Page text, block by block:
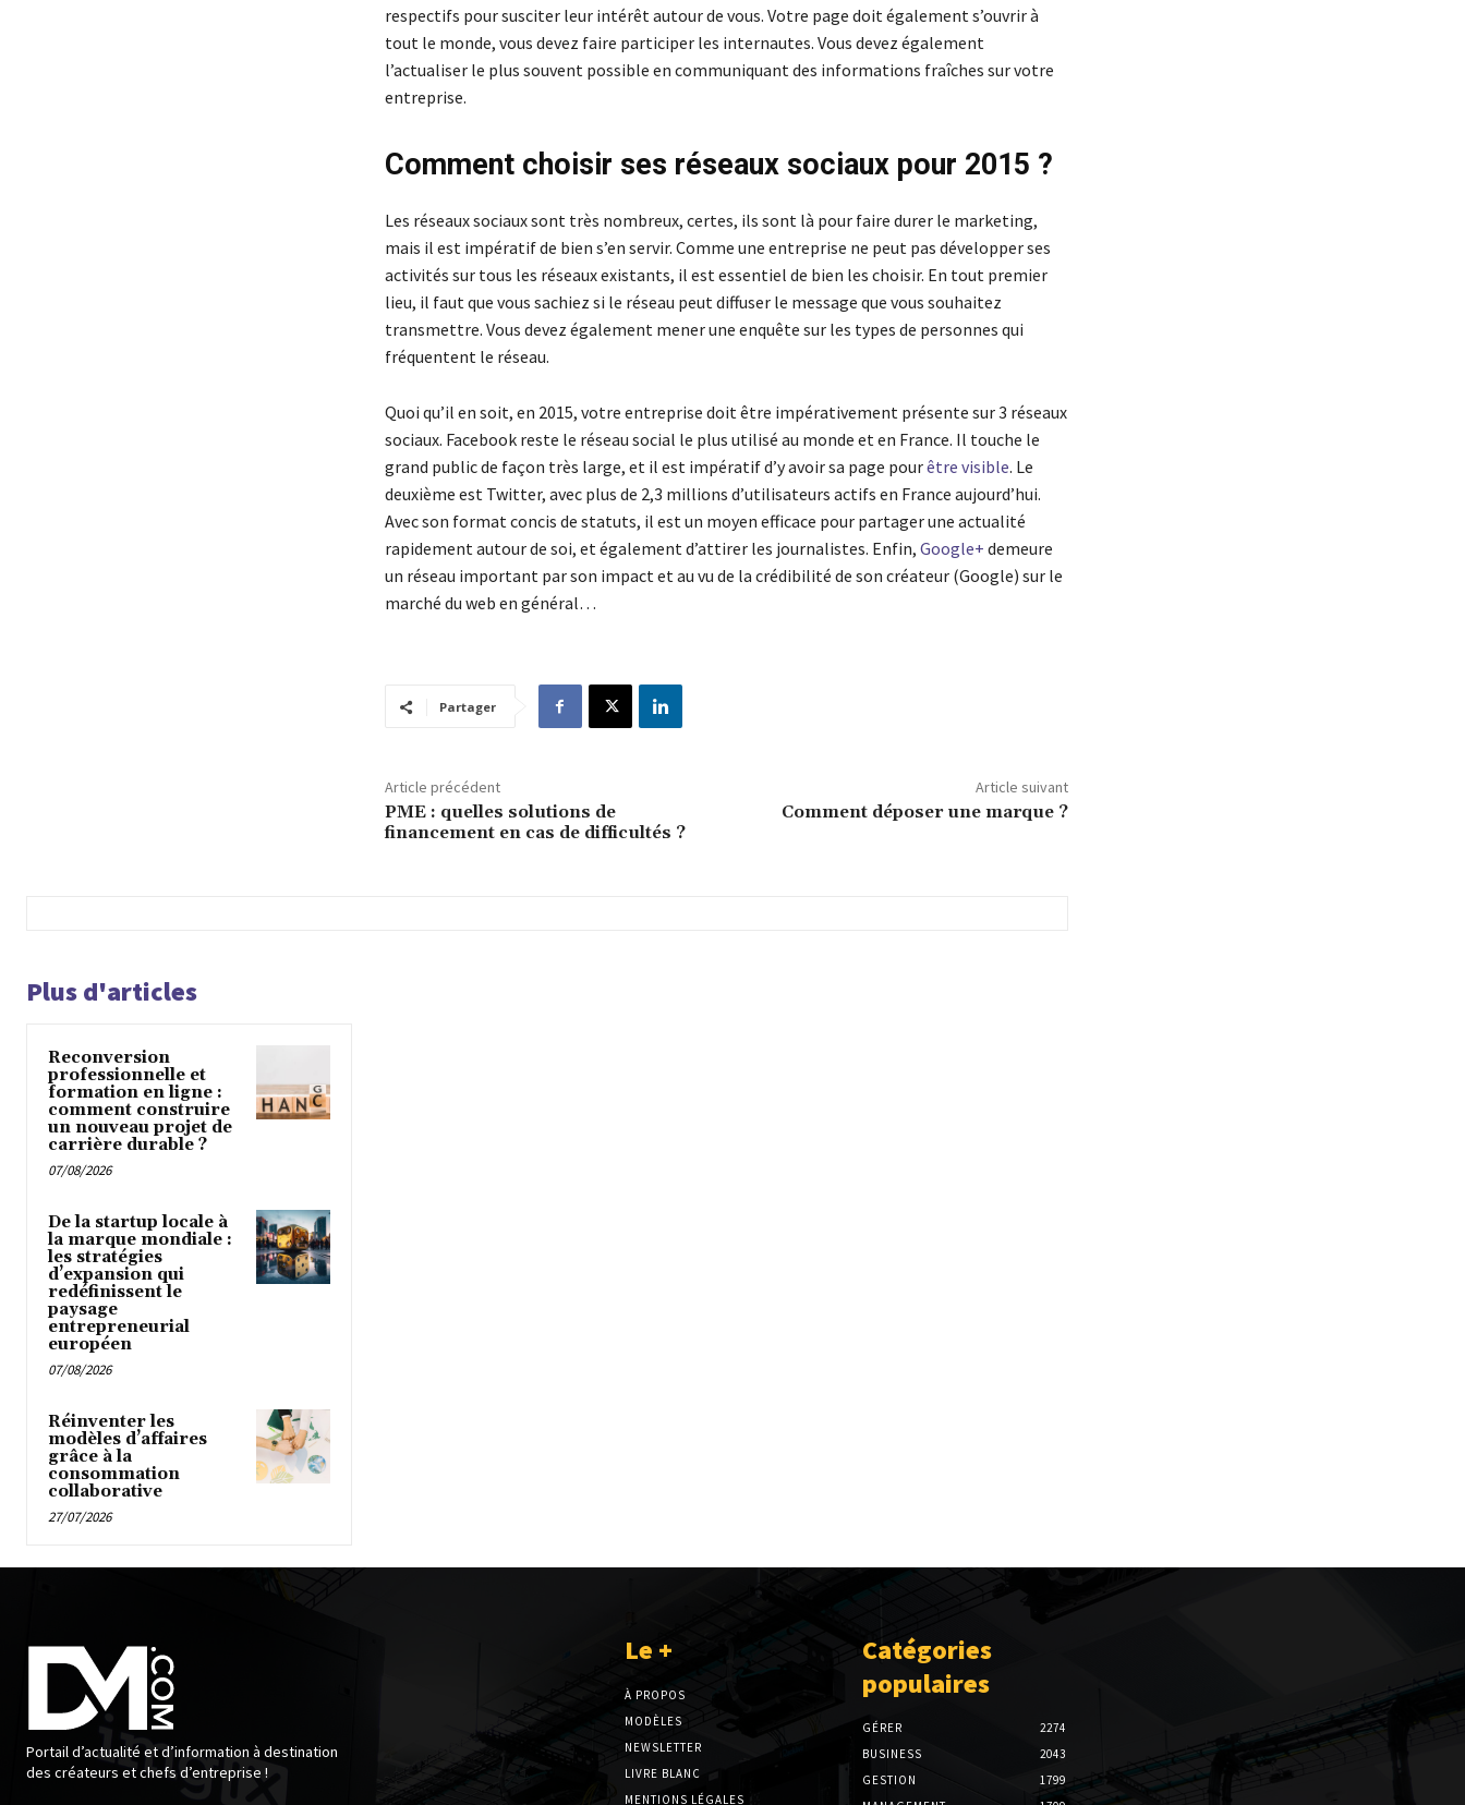
respectifs pour susciter leur intérêt autour de vous. Votre page doit également s’ouvrir à
tout le monde, vous devez faire participer les internautes. Vous devez également
l’actualiser le plus souvent possible en communiquant des informations fraîches sur votre
entreprise.
Comment choisir ses réseaux sociaux pour 2015 ?
Les réseaux sociaux sont très nombreux, certes, ils sont là pour faire durer le marketing,
mais il est impératif de bien s’en servir. Comme une entreprise ne peut pas développer ses
activités sur tous les réseaux existants, il est essentiel de bien les choisir. En tout premier
lieu, il faut que vous sachiez si le réseau peut diffuser le message que vous souhaitez
transmettre. Vous devez également mener une enquête sur les types de personnes qui
fréquentent le réseau.
Quoi qu’il en soit, en 2015, votre entreprise doit être impérativement présente sur 3 réseaux
sociaux. Facebook reste le réseau social le plus utilisé au monde et en France. Il touche le
grand public de façon très large, et il est impératif d’y avoir sa page pourêtre visible. Le
deuxième est Twitter, avec plus de 2,3 millions d’utilisateurs actifs en France aujourd’hui.
Avec son format concis de statuts, il est un moyen efficace pour partager une actualité
rapidement autour de soi, et également d’attirer les journalistes. Enfin, Google+ demeure
un réseau important par son impact et au vu de la crédibilité de son créateur (Google) sur le
marché du web en général…
Partager
Article précédent
PME : quelles solutions de
financement en cas de difficultés ?
Article suivant
Comment déposer une marque ?
Plus d'articles
Reconversion
professionnelle et
formation en ligne :
comment construire
un nouveau projet de
carrière durable ?
07/08/2026
De la startup locale à
la marque mondiale :
les stratégies
d’expansion qui
redéfinissent le
paysage
entrepreneurial
européen
07/08/2026
Réinventer les
modèles d’affaires
grâce à la
consommation
collaborative
27/07/2026
Portail d’actualité et d’information à destination
des créateurs et chefs d’entreprise !
Le +
À PROPOS
MODÈLES
NEWSLETTER
LIVRE BLANC
MENTIONS LÉGALES
Catégories
populaires
GÉRER
2274
BUSINESS
2043
GESTION
1799